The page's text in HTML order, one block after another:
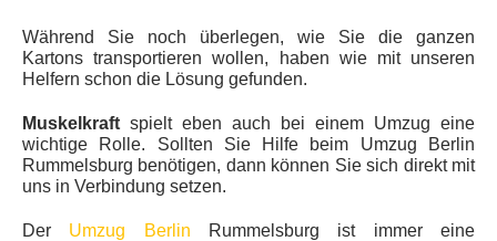
Während Sie noch überlegen, wie Sie die ganzen
Kartons transportieren wollen, haben wie mit unseren
Helfern schon die Lösung gefunden.
Muskelkraft spielt eben auch bei einem Umzug eine
wichtige Rolle. Sollten Sie Hilfe beim Umzug Berlin
Rummelsburg benötigen, dann können Sie sich direkt mit
uns in Verbindung setzen.
Der Umzug Berlin Rummelsburg ist immer eine